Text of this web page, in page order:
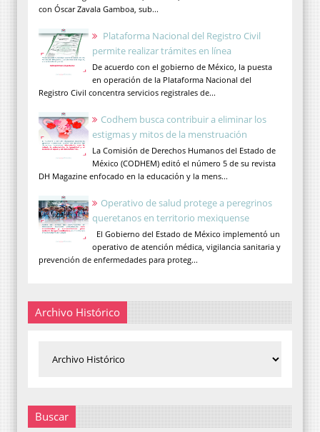
con Óscar Zavala Gamboa, sub...
Plataforma Nacional del Registro Civil
permite realizar trámites en línea
De acuerdo con el gobierno de México, la puesta
en operación de la Plataforma Nacional del
Registro Civil concentra servicios registrales de...
Codhem busca contribuir a eliminar los
estigmas y mitos de la menstruación
La Comisión de Derechos Humanos del Estado de
México (CODHEM) editó el número 5 de su revista
DH Magazine enfocado en la educación y la mens...
Operativo de salud protege a peregrinos
queretanos en territorio mexiquense
El Gobierno del Estado de México implementó un
operativo de atención médica, vigilancia sanitaria y
prevención de enfermedades para proteg...
Archivo Histórico
Buscar